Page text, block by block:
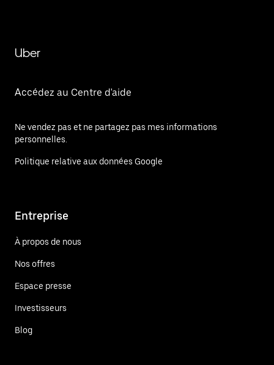
Uber
Accédez au Centre d'aide
Ne vendez pas et ne partagez pas mes informations
personnelles.
Politique relative aux données Google
Entreprise
À propos de nous
Nos offres
Espace presse
Investisseurs
Blog